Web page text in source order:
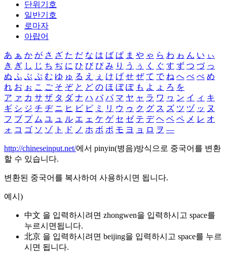
단위기호
일반기호
로마자
아랍어
あ ぁ か が さ ざ た だ な は ば ぱ ま や ゃ ら わ ゎ ん い ぃ
き ぎ し じ ち ぢ に ひ び ぴ み り う ぅ く ぐ す ず つ づ っ
ぬ ふ ぶ ぷ む ゆ ゅ る え ぇ け げ せ ぜ て で ね へ べ ぺ め
れ お ぉ こ ご そ ぞ と ど の ほ ぼ ぽ も よ ょ ろ を
ア ァ カ サ ザ タ ダ ナ ハ バ パ マ ヤ ャ ラ ワ ヮ ン イ ィ キ
ギ シ ジ チ ヂ ニ ヒ ビ ピ ミ リ ウ ゥ ク グ ス ズ ツ ヅ ッ ヌ
フ ブ プ ム ユ ュ ル エ ェ ケ ゲ セ ゼ テ デ ヘ ベ ペ メ レ オ
ォ コ ゴ ソ ゾ ト ド ノ ホ ボ ポ モ ヨ ョ ロ ヲ ―
http://chineseinput.net/에서 pinyin(병음)방식으로 중국어를 변환
할 수 있습니다.
변환된 중국어를 복사하여 사용하시면 됩니다.
예시)
中文 을 입력하시려면 zhongwen을 입력하시고 space를
누르시면됩니다.
北京 을 입력하시려면 beijing을 입력하시고 space를 누르
시면 됩니다.